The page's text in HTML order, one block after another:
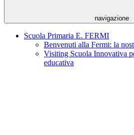
navigazione
Scuola Primaria E. FERMI
Benvenuti alla Fermi: la
Visiting Scuola Innovativa
educativa